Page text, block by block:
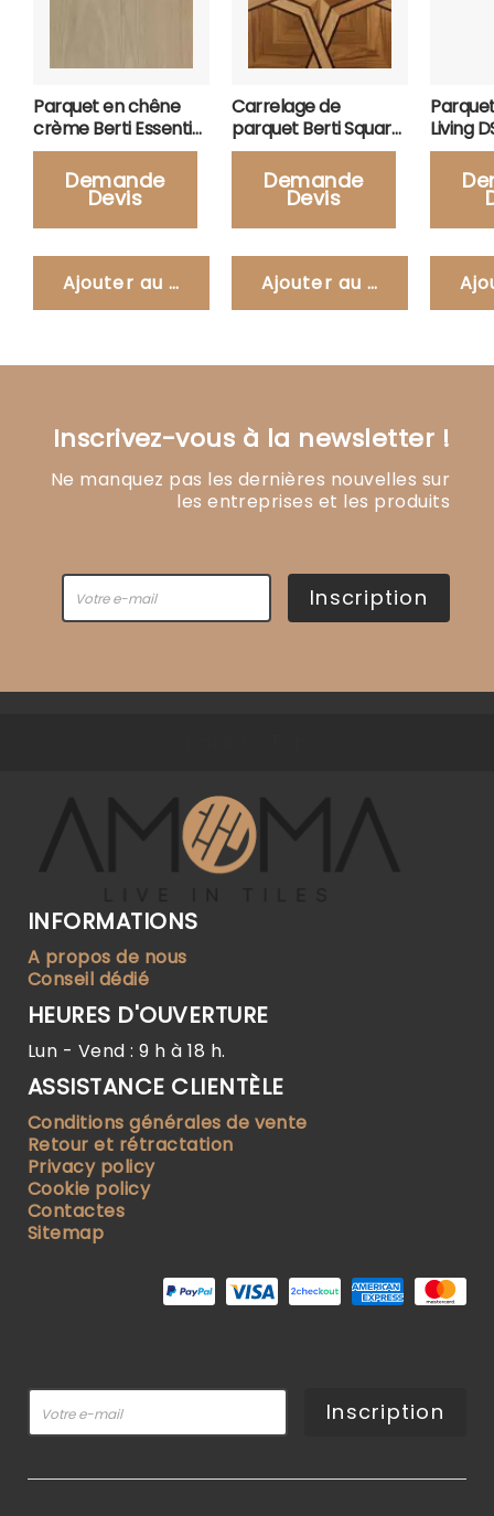
Parquet en chêne
crème Berti Essential
ROCRM
Demande
Devis
Ajouter au panier
Carrelage de
parquet Berti Square
Space Kiev
Demande
Devis
Ajouter au panier
Living
Inscrivez-vous à la newsletter !
Ne manquez pas les dernières nouvelles sur
les entreprises et les produits
Inscription
INFORMATIONS
A propos de nous
Conseil dédié
HEURES D'OUVERTURE
Lun - Vend : 9 h à 18 h.
ASSISTANCE CLIENTÈLE
Conditions générales de vente
Retour et rétractation
Privacy policy
Cookie policy
Contactes
Sitemap
Inscription